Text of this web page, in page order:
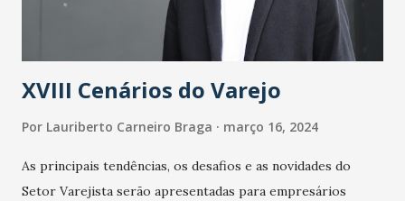
mais informações, basta entrar em contato com a
organização, por intermédio do número (85...
XVIII Cenários do Varejo
Por Lauriberto Carneiro Braga março 16, 2024
As principais tendências, os desafios e as novidades do
Setor Varejista serão apresentadas para empresários